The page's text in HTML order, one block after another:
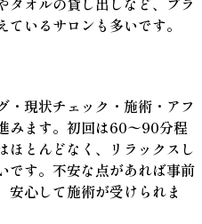
いるサロンも多いです。
・現状チェック・施術・アフ
みます。初回は60〜90分程
ほとんどなく、リラックスし
です。不安な点があれば事前
安心して施術が受けられま